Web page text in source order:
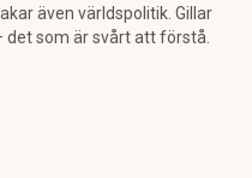
även världspolitik. Gillar
som är svårt att förstå.